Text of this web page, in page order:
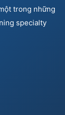
trong những
specialty